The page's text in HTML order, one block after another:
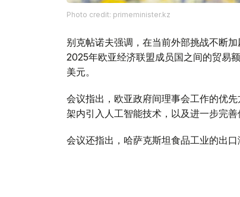
Photo credit: primeminister.kz
别克帖诺夫强调，在当前外部挑战不断
2025年欧亚经济联盟成员国之间的贸易
美元。
会议指出，欧亚政府间理事会工作的优
架内引入人工智能技术，以及进一步完
会议还指出，哈萨克斯坦食品工业的出